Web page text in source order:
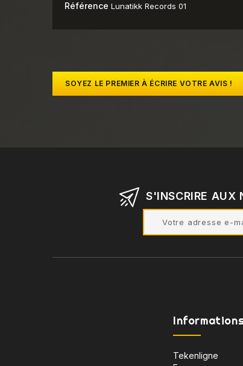
Référence Lunatikk Records 01
SOYEZ LE PREMIER À ÉCRIRE VOTRE AVIS !
S'INSCRIRE AUX
Tekenligne